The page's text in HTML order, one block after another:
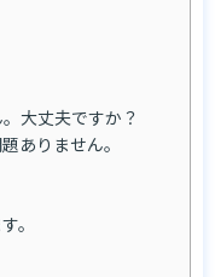
大丈夫ですか？
ありません。
。